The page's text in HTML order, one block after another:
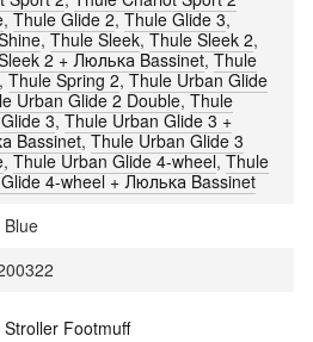
,Thule Glide 2,Thule Glide 3,
,Thule Sleek,Thule Sleek 2,
2 + Люлька Bassinet,Thule
,Thule Spring 2,Thule Urban Glide
Urban Glide 2 Double,Thule
3,Thule Urban Glide 3 +
Bassinet,Thule Urban Glide 3
,Thule Urban Glide 4-wheel,Thule
4-wheel + Люлька Bassinet
Blue
Footmuff